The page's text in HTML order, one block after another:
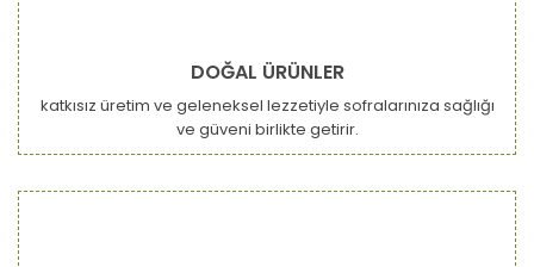
DOĞAL ÜRÜNLER
katkısız üretim ve geleneksel lezzetiyle sofralarınıza sağlığı
ve güveni birlikte getirir.